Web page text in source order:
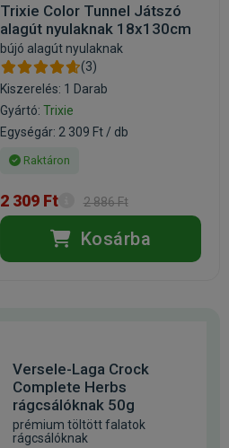
Trixie Color Tunnel Játszó
alagút nyulaknak 18x130cm
bújó alagút nyulaknak
(3)
Kiszerelés: 1 Darab
Gyártó: Trixie
Egységár: 2 309 Ft / db
Raktáron
2 309 Ft 2 886 Ft
Kosárba
Versele-Laga Crock
Complete Herbs
rágcsálóknak 50g
prémium töltött falatok
rágcsálóknak